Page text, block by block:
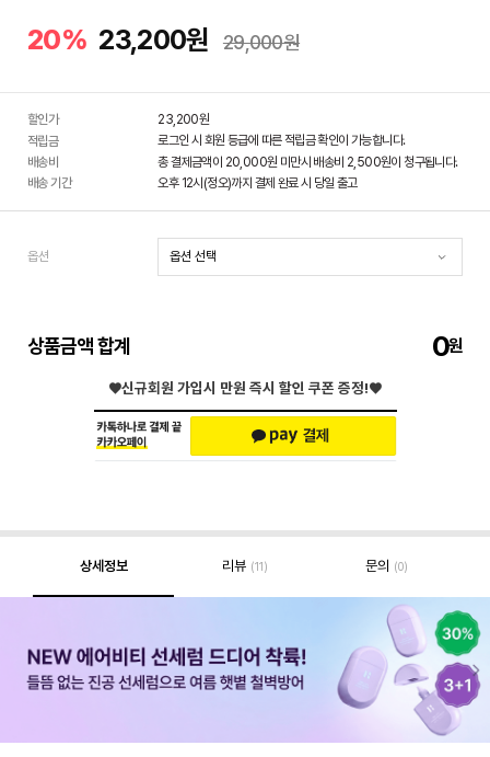
20% 23,200원 29,000원
할인가 23,200원
적립금
로그인 시 회원 등급에 따른 적립금 확인이 가능합니다.
배송비
총 결제금액이 20,000원 미만시 배송비 2,500원이 청구됩니다.
배송 기간
오후 12시(정오)까지 결제 완료 시 당일 출고
옵션
상품금액 합계 0
♥신규회원 가입시 만원 즉시 할인 쿠폰 증정!♥
상세정보 리뷰 (11) 문의 (0)